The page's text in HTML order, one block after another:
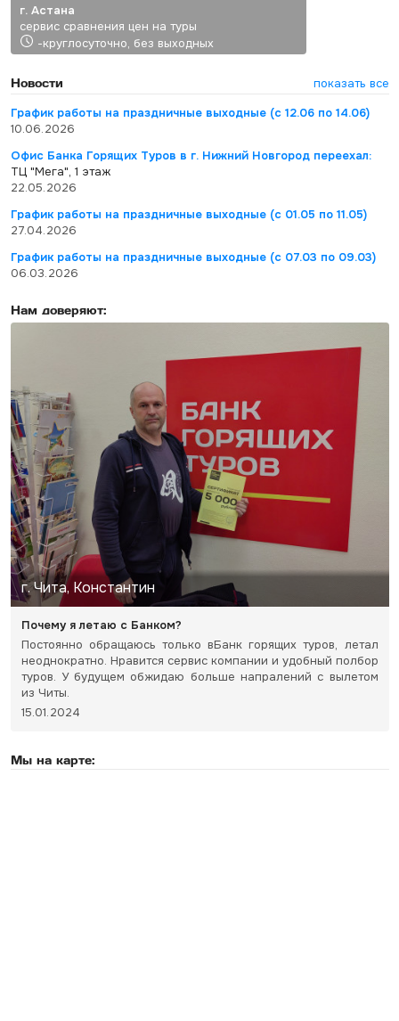
г. Астана
сервис сравнения цен на туры
-круглосуточно, без выходных
Новости
показать все
График работы на праздничные выходные (с 12.06 по 14.06)
10.06.2026
Офис Банка Горящих Туров в г. Нижний Новгород переехал:
ТЦ "Мега", 1 этаж
22.05.2026
График работы на праздничные выходные (с 01.05 по 11.05)
27.04.2026
График работы на праздничные выходные (с 07.03 по 09.03)
06.03.2026
Нам доверяют:
г. Чита, Константин
Почему я летаю с Банком?
Постоянно обращаюсь только вБанк горящих туров, летал
неоднократно. Нравится сервис компании и удобный полбор
туров. У будущем обжидаю больше напралений с вылетом
из Читы.
15.01.2024
Мы на карте: